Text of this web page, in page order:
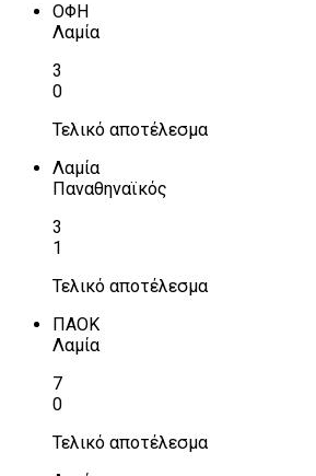
ΟΦΗ
Λαμία
3
0
Τελικό αποτέλεσμα
Λαμία
Παναθηναϊκός
3
1
Τελικό αποτέλεσμα
ΠΑΟΚ
Λαμία
7
0
Τελικό αποτέλεσμα